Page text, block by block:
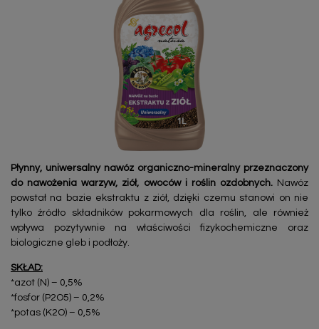
Płynny, uniwersalny nawóz organiczno-mineralny przeznaczony
do nawożenia warzyw, ziół, owoców i roślin ozdobnych. Nawóz
powstał na bazie ekstraktu z ziół, dzięki czemu stanowi on nie
tylko źródło składników pokarmowych dla roślin, ale również
wpływa pozytywnie na właściwości fizykochemiczne oraz
biologiczne gleb i podłoży.
SKŁAD:
*azot (N) – 0,5%
*fosfor (P2O5) – 0,2%
*potas (K2O) – 0,5%